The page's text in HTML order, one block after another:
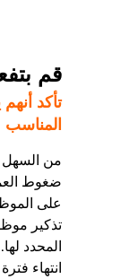
قم
تأكد
المناسب
من السهل
ضغوط
على
تذكير
المحدد
انتهاء